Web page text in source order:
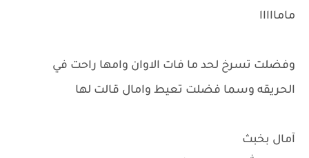
مامااااا
وفضلت تسرخ لحد ما فات الاوان وامها راحت في
الحريقه وسما فضلت تعيط وامال قالت لها
آمال بخبث